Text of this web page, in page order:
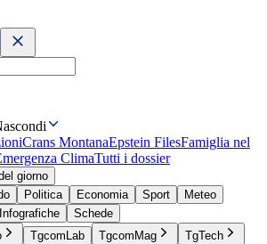
Crans MontanaEpstein FilesFamiglia nel
ClimaTutti i dossier
giorno
Politica Economia Sport
Meteo
Infografiche
Schede
TgcomLab TgcomMag
TgTech